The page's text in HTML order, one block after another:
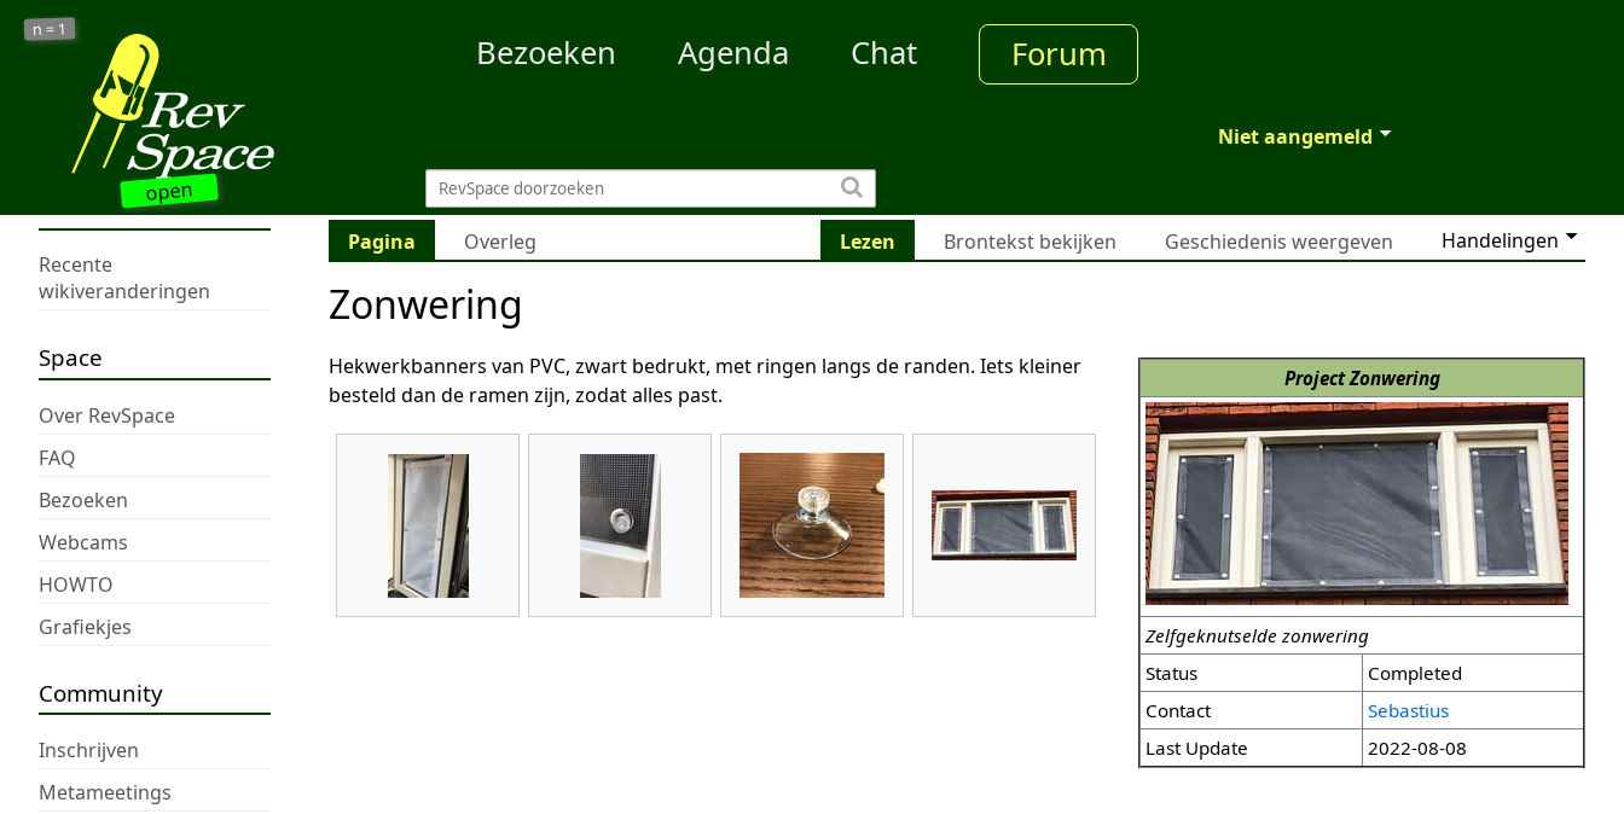
open
n = 1
Bezoeken Agenda Chat Forum
Niet aangemeld
Recente
wikiveranderingen
Space
Over RevSpace
FAQ
Bezoeken
Webcams
HOWTO
Grafiekjes
Community
Inschrijven
Metameetings
Pagina Overleg Handelingen
Lezen Brontekst bekijken Geschiedenis weergeven
Zonwering
Project Zonwering
Zelfgeknutselde zonwering
Status
Completed
Contact
Sebastius
Last Update
2022-08-08
Hekwerkbanners van PVC, zwart bedrukt, met ringen langs de randen. Iets kleiner
besteld dan de ramen zijn, zodat alles past.